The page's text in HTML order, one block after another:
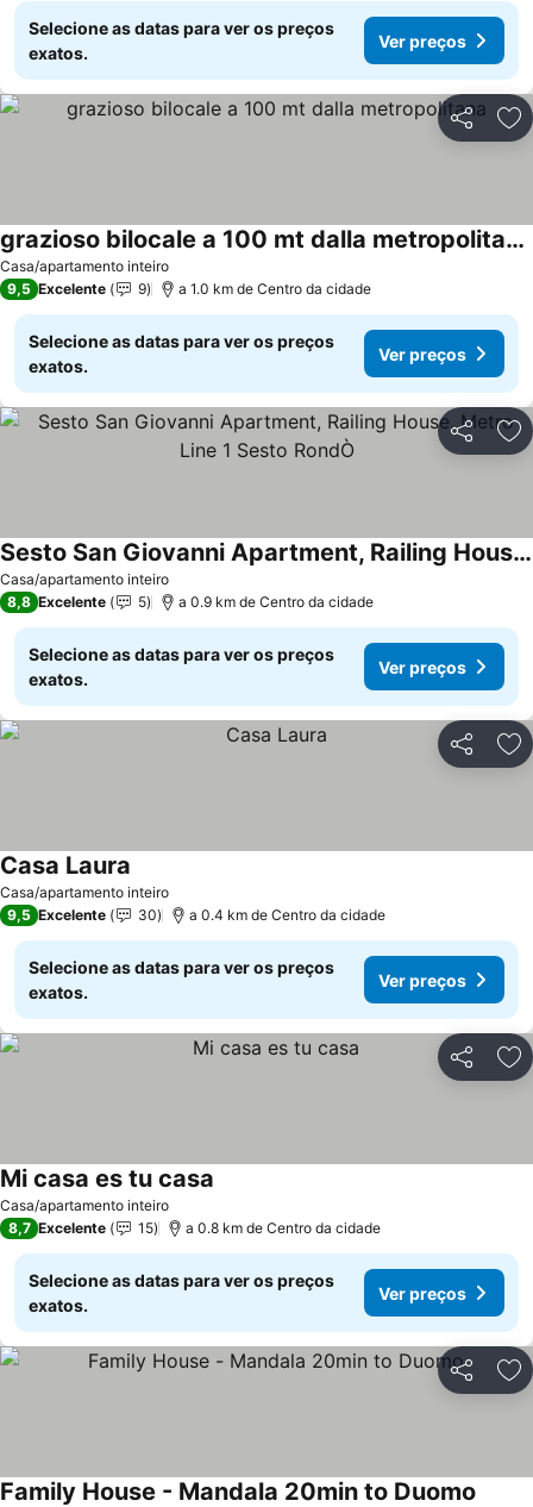
Selecione as datas para ver os preços
exatos.
Ver preços
Partilhar
Casa/apartamento inteiro
grazioso bilocale a 100 mt dalla metropolitana
9,5 Excelente 9 a 1.0 km de Centro da cidade
Selecione as datas para ver os preços
exatos.
Ver preços
Partilhar
Casa/apartamento inteiro
Sesto San Giovanni Apartment, Railing House. Metro Line 1 Sesto RondÒ
8,8 Excelente 5 a 0.9 km de Centro da cidade
Selecione as datas para ver os preços
exatos.
Ver preços
Partilhar
Casa/apartamento inteiro
Casa Laura
9,5 Excelente 30 a 0.4 km de Centro da cidade
Selecione as datas para ver os preços
exatos.
Ver preços
Partilhar
Casa/apartamento inteiro
Mi casa es tu casa
8,7 Excelente 15 a 0.8 km de Centro da cidade
Selecione as datas para ver os preços
exatos.
Ver preços
Partilhar
Family House - Mandala 20min to Duomo